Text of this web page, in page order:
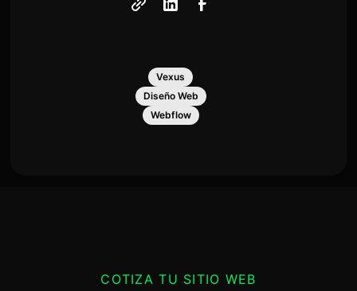
Vexus
Diseño Web
Webflow
COTIZA TU SITIO WEB